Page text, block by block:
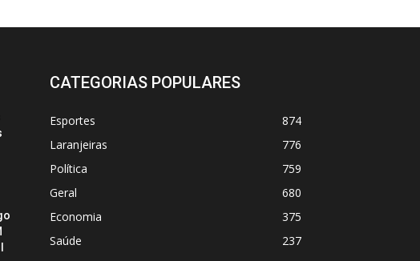
CATEGORIAS POPULARES
Esportes
874
Laranjeiras
776
Política
759
Geral
680
Economia
375
Saúde
237